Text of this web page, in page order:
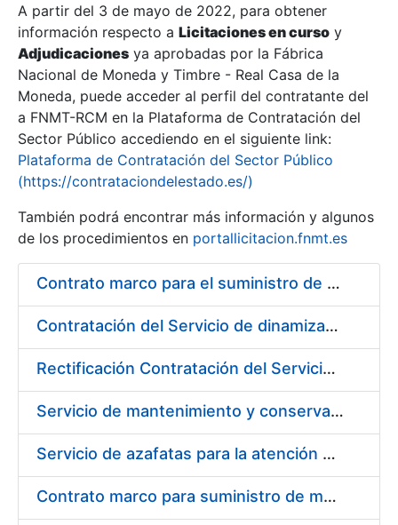
Mostrar/Ocultar
A partir del 3 de mayo de 2022, para obtener
información respecto a Licitaciones en curso y
Adjudicaciones ya aprobadas por la Fábrica
Nacional de Moneda y Timbre - Real Casa de la
Moneda, puede acceder al perfil del contratante del
a FNMT-RCM en la Plataforma de Contratación del
Sector Público accediendo en el siguiente link:
Plataforma de Contratación del Sector Público
(https://contrataciondelestado.es/)
También podrá encontrar más información y algunos
de los procedimientos en portallicitacion.fnmt.es
Contrato marco para el suministro de ferretería
Contratación del Servicio de dinamización y fomento del uso de certificados ceres en redes sociales
Rectificación Contratación del Servicio de dinamización y fomento del uso de certificados ceres en redes sociales
Servicio de mantenimiento y conservación de plantas y flores
Servicio de azafatas para la atención al público en las tiendas de la Fábrica Nacional de Moneda y Timbre – Real Casa de Moneda
Contrato marco para suministro de material de transmisiones y rodamientos